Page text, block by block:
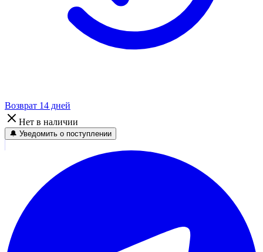
Возврат 14 дней
Нет в наличии
🔔 Уведомить о поступлении